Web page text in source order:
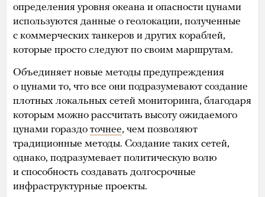
определения уровня океана и опасности цунами
используются данные о геолокации, полученные
с коммерческих танкеров и других кораблей,
которые просто следуют по своим маршрутам.
Объединяет новые методы предупреждения
о цунами то, что все они подразумевают создание
плотных локальных сетей мониторинга, благодаря
которым можно рассчитать высоту ожидаемого
цунами гораздо точнее, чем позволяют
традиционные методы. Создание таких сетей,
однако, подразумевает политическую волю
и способность создавать долгосрочные
инфраструктурные проекты.